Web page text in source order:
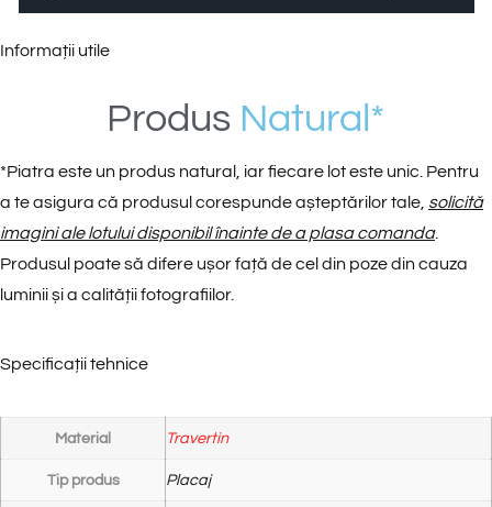
Informații utile
Produs Natura *
*Piatra este un produs natural, iar fiecare lot este unic. Pentru
a te asigura că produsul corespunde așteptărilor tale, solicită
imagini ale lotului disponibil înainte de a plasa comanda.
Produsul poate să difere ușor față de cel din poze din cauza
luminii și a calității fotografiilor.
Specificații tehnice
Material Travertin
Tip produs Placaj